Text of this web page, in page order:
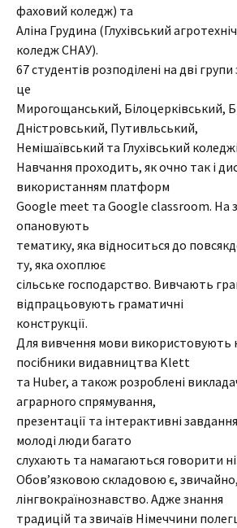
фаховий коледж) та
Аліна Грудина (Глухівський
коледж СНАУ).
67 студентів розподілені на дві
це
Мирогощанський, Білоцерківський,
Дністровський, Путивльський,
Немішаївський та Глухівський
Навчання проходить, як очно так і
використанням платформ
Google meet та Google classroom. На
опановують
тематику, яка відноситься до
ту, яка охоплює
сільське господарство. Вивчають
відпрацьовують граматичні
конструкції.
Для вивчення мови використовують
посібники видавництва Klett
та Huber, а також розроблені
аграрного спрямування,
презентації та інтерактивні
молоді люди багато
слухають та намагаються говорити
Обов’язковою складовою є, звичайно,
лінгвокраїнознавство. Адже знання
традицій та звичаїв Німеччини